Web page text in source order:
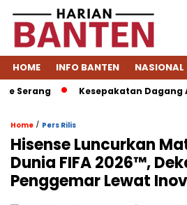
HOME INFO BANTEN NASIONAL
Kesepakatan Dagang
Home / Pers Rilis
Hisense Luncurkan
Dunia FIFA 2026™,
Penggemar Lewat